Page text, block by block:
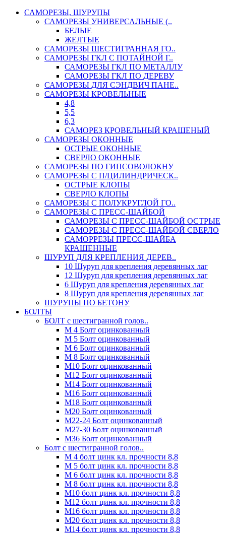
САМОРЕЗЫ, ШУРУПЫ
САМОРЕЗЫ УНИВЕРСАЛЬНЫЕ (..
БЕЛЫЕ
ЖЕЛТЫЕ
САМОРЕЗЫ ШЕСТИГРАННАЯ ГО..
САМОРЕЗЫ ГКЛ С ПОТАЙНОЙ Г..
САМОРЕЗЫ ГКЛ ПО МЕТАЛЛУ
САМОРЕЗЫ ГКЛ ПО ДЕРЕВУ
САМОРЕЗЫ ДЛЯ СЭНДВИЧ ПАНЕ..
САМОРЕЗЫ КРОВЕЛЬНЫЕ
4,8
5,5
6,3
САМОРЕЗ КРОВЕЛЬНЫЙ КРАШЕНЫЙ
САМОРЕЗЫ ОКОННЫЕ
ОСТРЫЕ ОКОННЫЕ
СВЕРЛО ОКОННЫЕ
САМОРЕЗЫ ПО ГИПСОВОЛОКНУ
САМОРЕЗЫ С П/ЦИЛИНДРИЧЕСК..
ОСТРЫЕ КЛОПЫ
СВЕРЛО КЛОПЫ
САМОРЕЗЫ С ПОЛУКРУГЛОЙ ГО..
САМОРЕЗЫ С ПРЕСС-ШАЙБОЙ
САМОРЕЗЫ С ПРЕСС-ШАЙБОЙ ОСТРЫЕ
САМОРЕЗЫ С ПРЕСС-ШАЙБОЙ СВЕРЛО
САМОРРЕЗЫ ПРЕСС-ШАЙБА
КРАШЕННЫЕ
ШУРУП ДЛЯ КРЕПЛЕНИЯ ДЕРЕВ..
10 Шуруп для крепления деревянных лаг
12 Шуруп для крепления деревянных лаг
6 Шуруп для крепления деревянных лаг
8 Шуруп для крепления деревянных лаг
ШУРУПЫ ПО БЕТОНУ
БОЛТЫ
БОЛТ с шестигранной голов..
М 4 Болт оцинкованный
М 5 Болт оцинкованный
М 6 Болт оцинкованный
М 8 Болт оцинкованный
М10 Болт оцинкованный
М12 Болт оцинкованный
М14 Болт оцинкованный
М16 Болт оцинкованный
М18 Болт оцинкованный
М20 Болт оцинкованный
М22-24 Болт оцинкованный
М27-30 Болт оцинкованный
М36 Болт оцинкованный
Болт с шестигранной голов..
М 4 болт цинк кл. прочности 8,8
М 5 болт цинк кл. прочности 8,8
М 6 болт цинк кл. прочности 8,8
М 8 болт цинк кл. прочности 8,8
М10 болт цинк кл. прочности 8,8
М12 болт цинк кл. прочности 8,8
М16 болт цинк кл. прочности 8,8
М20 болт цинк кл. прочности 8,8
М14 болт цинк кл. прочности 8,8